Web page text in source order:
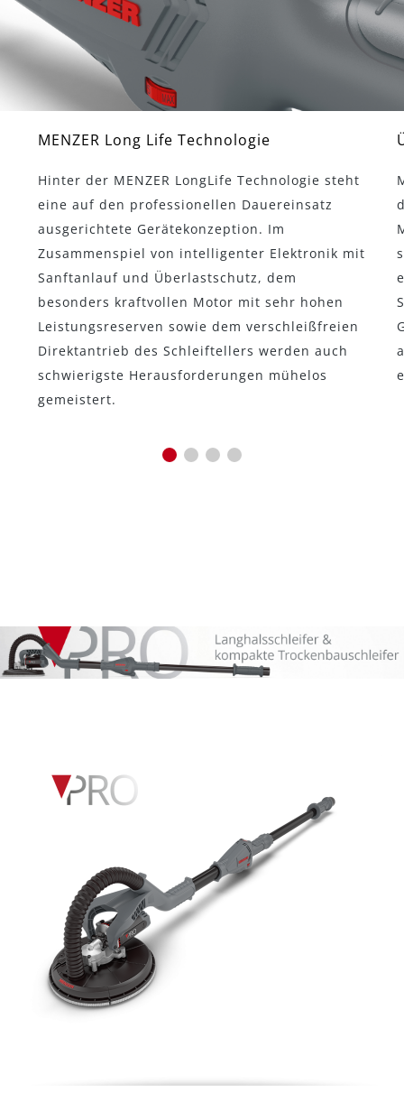
MENZER Long Life Technologie
Hinter der MENZER LongLife Technologie steht
eine auf den professionellen Dauereinsatz
ausgerichtete Gerätekonzeption. Im
Zusammenspiel von intelligenter Elektronik mit
Sanftanlauf und Überlastschutz, dem
besonders kraftvollen Motor mit sehr hohen
Leistungsreserven sowie dem verschleißfreien
Direktantrieb des Schleiftellers werden auch
schwierigste Herausforderungen mühelos
gemeistert.